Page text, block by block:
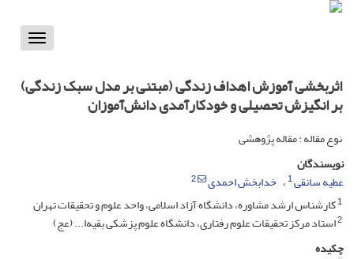
Toggle
اثربخشی آموزش اهداف زندگی (مبتنی بر مدل سبک زندگی)
بر انگیزش تحصیلی و خودکارآمدی دانش‌آموزان
نوع مقاله : مقاله پژوهشی
نویسندگان
عطیه سانقی1 خدابخش احمدی
2
1کارشناس ارشد مشاوره، دانشگاه آزاد اسلامی، واحد علوم و تحقیقات تهران
2استاد مرکز تحقیقات علوم رفتاری، دانشگاه علوم پزشکی بقیه‌ا... (عج)
چکیده